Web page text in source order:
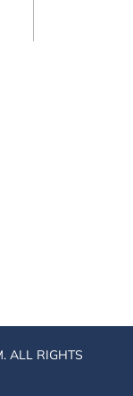
ALL RIGHTS